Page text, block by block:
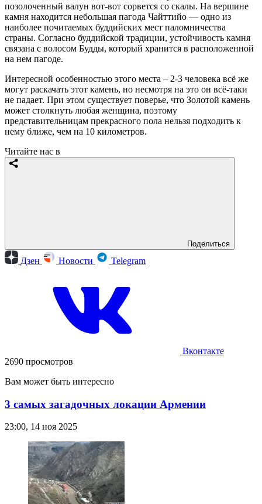
позолоченный валун вот-вот сорвется со скалы. На вершине
камня находится небольшая пагода Чайттийо — одно из
наиболее почитаемых буддийских мест паломничества
страны. Согласно буддийской традиции, устойчивость камня
связана с волосом Будды, который хранится в расположенной
на нем пагоде.
Интересной особенностью этого места – 2-3 человека всё же
могут раскачать этот камень, но несмотря на это он всё-таки
не падает. При этом существует поверье, что Золотой камень
может столкнуть любая женщина, поэтому
представительницам прекрасного пола нельзя подходить к
нему ближе, чем на 10 километров.
Читайте нас в
Поделиться
Дзен Новости Telegram
Вконтакте
2690 просмотров
Вам может быть интересно
3 самых загадочных локации Армении
23:00, 14 ноя 2025